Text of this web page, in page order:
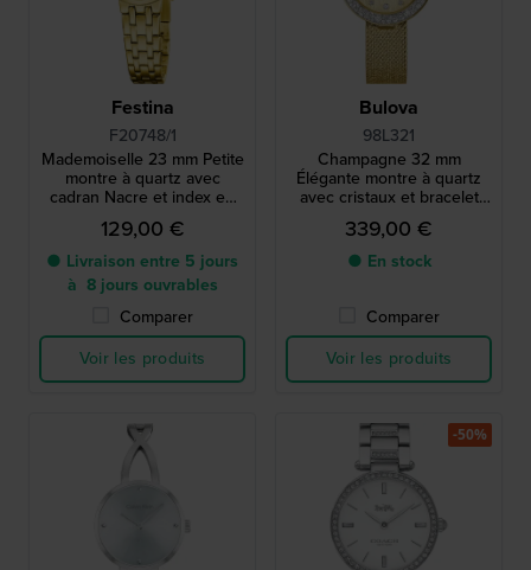
Festina
F20748/1
Mademoiselle 23 mm Petite
montre à quartz avec
cadran Nacre et index en
cristal
129,00 €
● Livraison entre 5 jours
à 8 jours ouvrables
Comparer
Voir les produits
Bulova
98L321
Champagne 32 mm
Élégante montre à quartz
avec cristaux et bracelet
milanais
339,00 €
● En stock
Comparer
Voir les produits
-50%